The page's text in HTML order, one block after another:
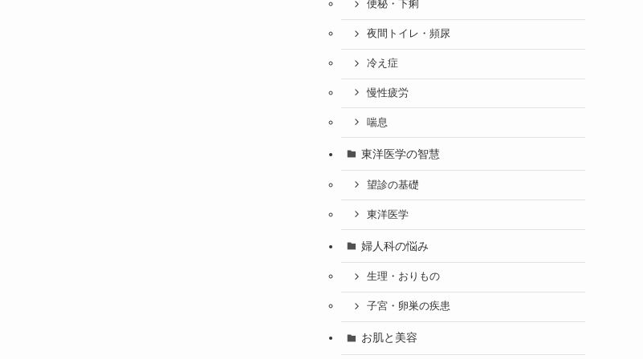
便秘・下痢
夜間トイレ・頻尿
冷え症
慢性疲労
喘息
東洋医学の智慧
望診の基礎
東洋医学
婦人科の悩み
生理・おりもの
子宮・卵巣の疾患
お肌と美容